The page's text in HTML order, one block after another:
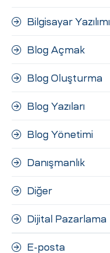
Bilgisayar Yazılımı
Blog Açmak
Blog Oluşturma
Blog Yazıları
Blog Yönetimi
Danışmanlık
Diğer
Dijital Pazarlama
E-posta